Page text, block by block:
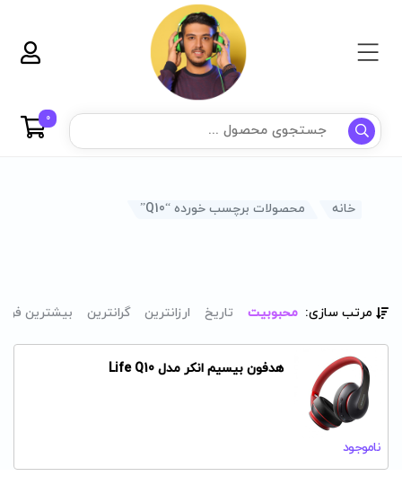
0
خانه محصولات برچسب خورده “Q10”
مرتب سازی: محبوبیت تاریخ ارزانترین گرانترین بیشترین
هدفون بیسیم انکر مدل Life Q10
ناموجود